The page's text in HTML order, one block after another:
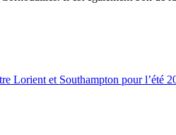
Lorient et Southampton pour l’été